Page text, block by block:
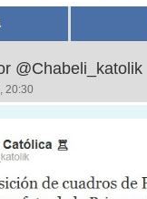
@Chabeli_katolik
20:30